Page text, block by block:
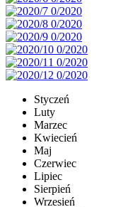
Styczeń
Luty
Marzec
Kwiecień
Maj
Czerwiec
Lipiec
Sierpień
Wrzesień